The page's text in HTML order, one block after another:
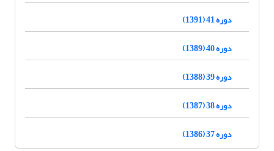
دوره 41 (1391)
دوره 40 (1389)
دوره 39 (1388)
دوره 38 (1387)
دوره 37 (1386)